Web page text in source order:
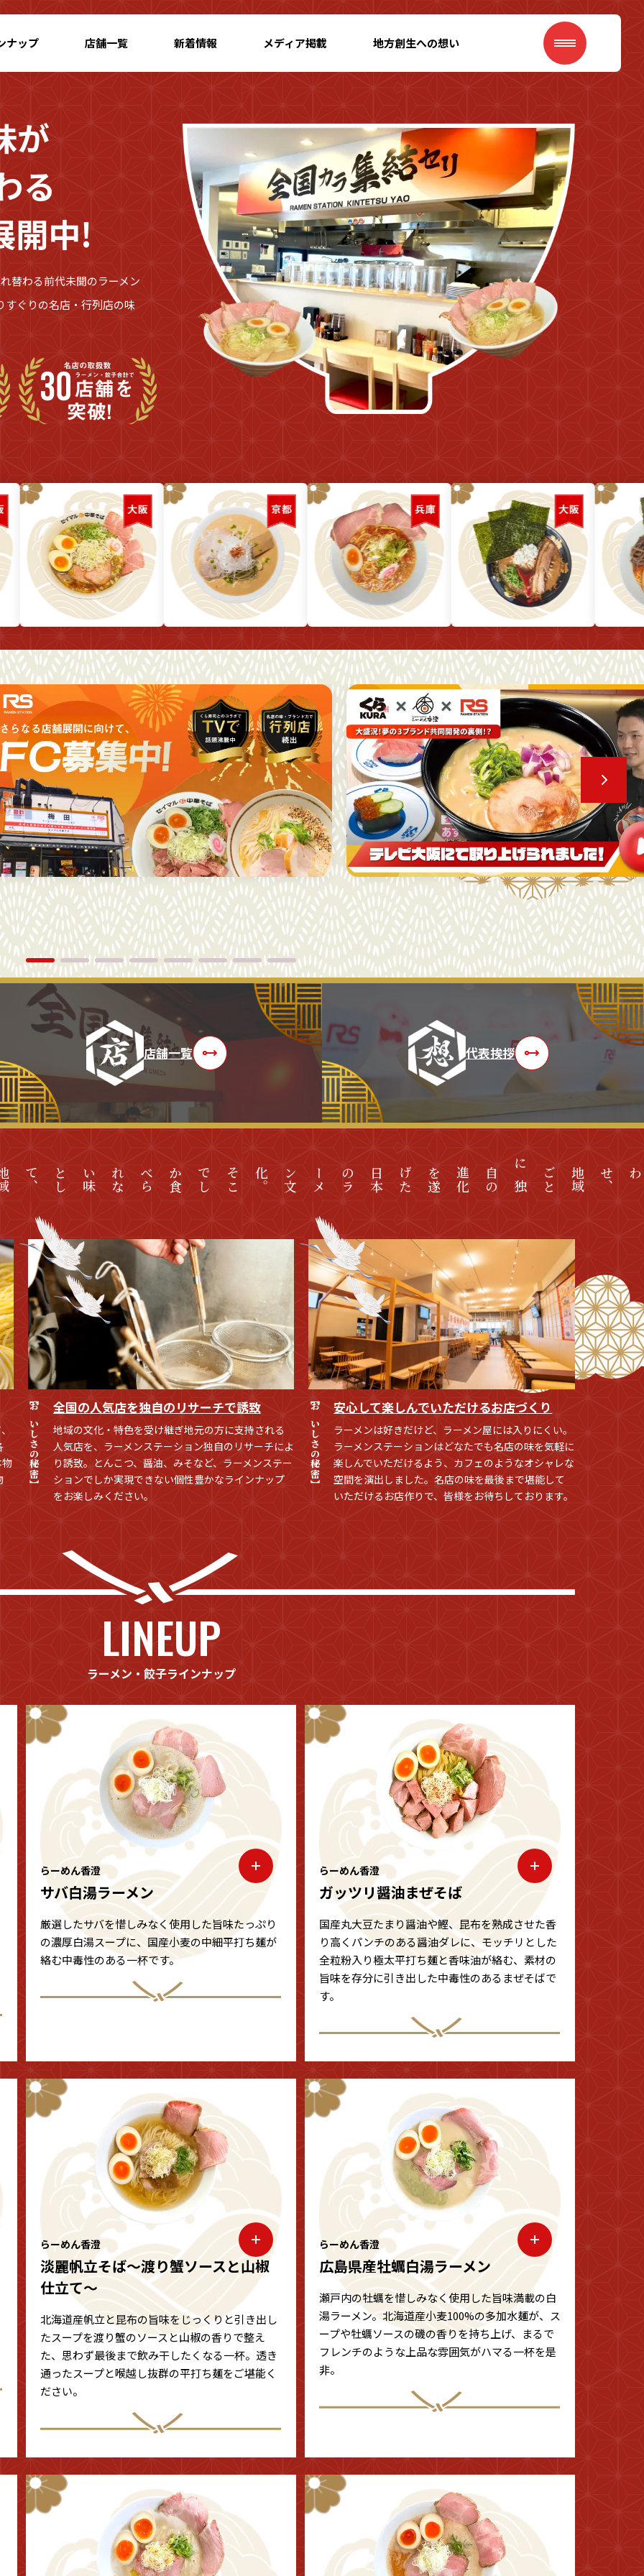
ナップ 店舗一覧 新着情報 メディア掲載 地方創生への想い
が
る
開中!
替わる前代未聞のラーメン
すぐりの名店・行列店の味
店舗一覧 代表挨拶
、
地
域
ご
と
に
独
自
の
進
化
を
遂
げ
た
日
本
の
ラ
ー
メ
ン
文
化
。
そ
こ
で
し
か
食
べ
ら
れ
な
い
味
と
し
て
、
【おいしさの秘密】 全国の人気店を独自のリサーチで誘致
地域の文化・特色を受け継ぎ地元の方に支持される
人気店を、ラーメンステーション独自のリサーチによ
り誘致。とんこつ、醤油、みそなど、ラーメンステー
ションでしか実現できない個性豊かなラインナップ
をお楽しみください。
【おいしさの秘密】 安心して楽しんでいただけるお店づくり
ラーメンは好きだけど、ラーメン屋には入りにくい。
ラーメンステーションはどなたでも名店の味を気軽に
楽しんでいただけるよう、カフェのようなオシャレな
空間を演出しました。名店の味を最後まで堪能して
いただけるお店作りで、皆様をお待ちしております。
LINEUP
ラーメン・餃子ラインナップ
らーめん香澄
サバ白湯ラーメン
厳選したサバを惜しみなく使用した旨味たっぷり
の濃厚白湯スープに、国産小麦の中細平打ち麺が
絡む中毒性のある一杯です。
らーめん香澄
ガッツリ醤油まぜそば
国産丸大豆たまり醤油や鰹、昆布を熟成させた香
り高くパンチのある醤油ダレに、モッチリとした
全粒粉入り極太平打ち麺と香味油が絡む、素材の
旨味を存分に引き出した中毒性のあるまぜそばで
す。
らーめん香澄
淡麗帆立そば〜渡り蟹ソースと山椒
仕立て〜
北海道産帆立と昆布の旨味をじっくりと引き出し
たスープを渡り蟹のソースと山椒の香りで整え
た、思わず最後まで飲み干したくなる一杯。透き
通ったスープと喉越し抜群の平打ち麺をご堪能く
ださい。
らーめん香澄
広島県産牡蠣白湯ラーメン
瀬戸内の牡蠣を惜しみなく使用した旨味満載の白
湯ラーメン。北海道産小麦100%の多加水麺が、ス
ープや牡蠣ソースの磯の香りを持ち上げ、まるで
フレンチのような上品な雰囲気がハマる一杯を是
非。